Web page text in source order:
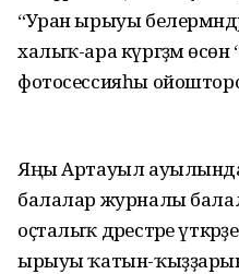
“Уран ырыуы
халыҡ-ара күргәҙмә
фотосессияһы
Яңы Артауыл ауылында
балалар журналы
оҫталыҡ дәрестәре
ырыуы ҡатын-